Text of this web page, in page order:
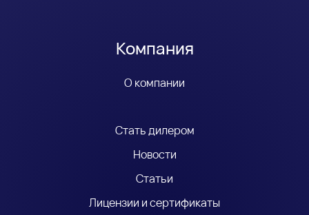
Компания
О компании
Стать дилером
Новости
Статьи
Лицензии и сертификаты